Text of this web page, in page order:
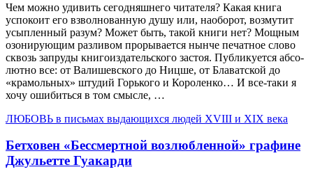
Чем можно удивить сегодняшнего читателя? Какая книга
успокоит его взволнованную душу или, наоборот, возмутит
усыпленный разум? Может быть, такой книги нет? Мощным
озонирующим разливом прорывается нынче печатное слово
сквозь запруды книгоиздательского застоя. Публикуется абсо­
лютно все: от Валишевского до Ницше, от Блаватской до
«кра­мольных» штудий Горького и Короленко… И все-таки я
хочу ошибиться в том смысле, …
ЛЮБОВЬ в письмах выдающихся людей XVIII и XIX века
Бетховен «Бессмертной возлюбленной» графине
Джульетте Гуакарди